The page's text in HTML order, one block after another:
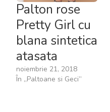
Palton rose
Pretty Girl cu
blana sintetica
atasata
noiembrie 21, 2018
În „Paltoane si Geci”